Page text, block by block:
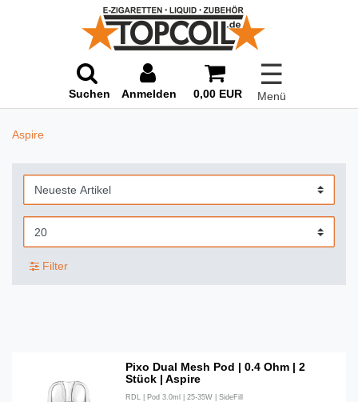
Suchen Anmelden 0,00 EUR
☰
Menü
Aspire
Filter
Pixo Dual Mesh Pod | 0.4 Ohm | 2
Stück | Aspire
RDL | Pod 3.0ml | 25-35W | SideFill